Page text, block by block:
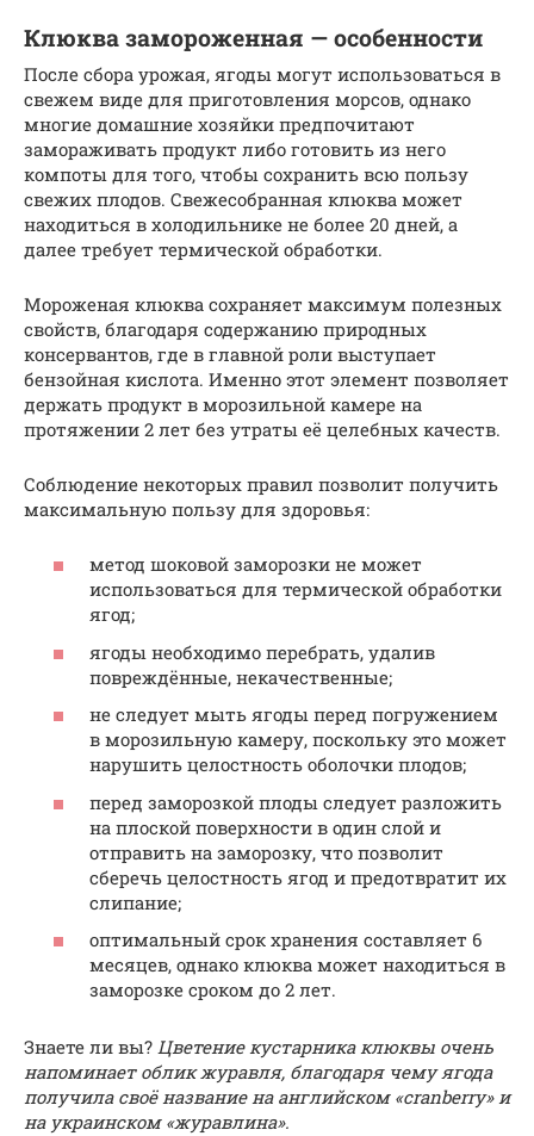
Клюква замороженная — особенности
После сбора урожая, ягоды могут использоваться в
свежем виде для приготовления морсов, однако
многие домашние хозяйки предпочитают
замораживать продукт либо готовить из него
компоты для того, чтобы сохранить всю пользу
свежих плодов. Свежесобранная клюква может
находиться в холодильнике не более 20 дней, а
далее требует термической обработки.
Мороженая клюква сохраняет максимум полезных
свойств, благодаря содержанию природных
консервантов, где в главной роли выступает
бензойная кислота. Именно этот элемент позволяет
держать продукт в морозильной камере на
протяжении 2 лет без утраты её целебных качеств.
Соблюдение некоторых правил позволит получить
максимальную пользу для здоровья:
метод шоковой заморозки не может
использоваться для термической обработки
ягод;
ягоды необходимо перебрать, удалив
повреждённые, некачественные;
не следует мыть ягоды перед погружением
в морозильную камеру, поскольку это может
нарушить целостность оболочки плодов;
перед заморозкой плоды следует разложить
на плоской поверхности в один слой и
отправить на заморозку, что позволит
сберечь целостность ягод и предотвратит их
слипание;
оптимальный срок хранения составляет 6
месяцев, однако клюква может находиться в
заморозке сроком до 2 лет.
Знаете ли вы? Цветение кустарника клюквы очень
напоминает облик журавля, благодаря чему ягода
получила своё название на английском «cranberry» и
на украинском «журавлина».